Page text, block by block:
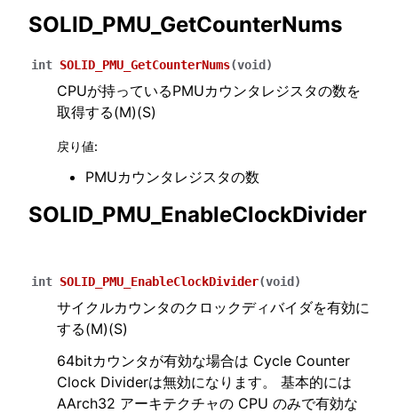
SOLID_PMU_GetCounterNums
int SOLID_PMU_GetCounterNums(void )
CPUが持っているPMUカウンタレジスタの数を
取得する(M)(S)
戻り値:
PMUカウンタレジスタの数
SOLID_PMU_EnableClockDivider
int SOLID_PMU_EnableClockDivider(void )
サイクルカウンタのクロックディバイダを有効に
する(M)(S)
64bitカウンタが有効な場合は Cycle Counter
Clock Dividerは無効になります。 基本的には
AArch32 アーキテクチャの CPU のみで有効な